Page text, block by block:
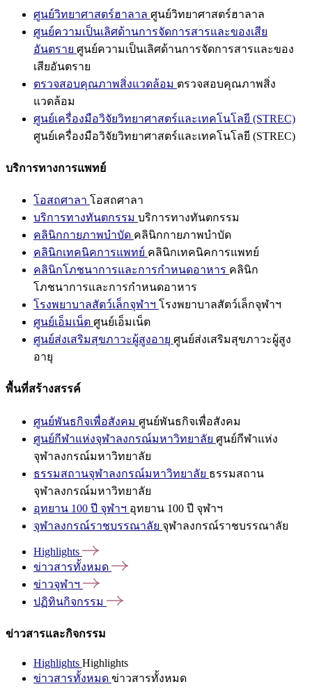
ศูนย์วิทยาศาสตร์ฮาลาล ศูนย์วิทยาศาสตร์ฮาลาล
ศูนย์ความเป็นเลิศด้านการจัดการสารและของเสีย
อันตราย ศูนย์ความเป็นเลิศด้านการจัดการสารและของ
เสียอันตราย
ตรวจสอบคุณภาพสิ่งแวดล้อม ตรวจสอบคุณภาพสิ่ง
แวดล้อม
ศูนย์เครื่องมือวิจัยวิทยาศาสตร์และเทคโนโลยี (STREC)
ศูนย์เครื่องมือวิจัยวิทยาศาสตร์และเทคโนโลยี (STREC)
บริการทางการแพทย์
โอสถศาลา โอสถศาลา
บริการทางทันตกรรม บริการทางทันตกรรม
คลินิกกายภาพบำบัด คลินิกกายภาพบำบัด
คลินิกเทคนิคการแพทย์ คลินิกเทคนิคการแพทย์
คลินิกโภชนาการและการกำหนดอาหาร คลินิก
โภชนาการและการกำหนดอาหาร
โรงพยาบาลสัตว์เล็กจุฬาฯ โรงพยาบาลสัตว์เล็กจุฬาฯ
ศูนย์เอ็มเน็ต ศูนย์เอ็มเน็ต
ศูนย์ส่งเสริมสุขภาวะผู้สูงอายุ ศูนย์ส่งเสริมสุขภาวะผู้สูง
อายุ
พื้นที่สร้างสรรค์
ศูนย์พันธกิจเพื่อสังคม ศูนย์พันธกิจเพื่อสังคม
ศูนย์กีฬาแห่งจุฬาลงกรณ์มหาวิทยาลัย ศูนย์กีฬาแห่ง
จุฬาลงกรณ์มหาวิทยาลัย
ธรรมสถานจุฬาลงกรณ์มหาวิทยาลัย ธรรมสถาน
จุฬาลงกรณ์มหาวิทยาลัย
อุทยาน 100 ปี จุฬาฯ อุทยาน 100 ปี จุฬาฯ
จุฬาลงกรณ์ราชบรรณาลัย จุฬาลงกรณ์ราชบรรณาลัย
Highlights
ข่าวสารทั้งหมด
ข่าวจุฬาฯ
ปฏิทินกิจกรรม
ข่าวสารและกิจกรรม
Highlights Highlights
ข่าวสารทั้งหมด ข่าวสารทั้งหมด